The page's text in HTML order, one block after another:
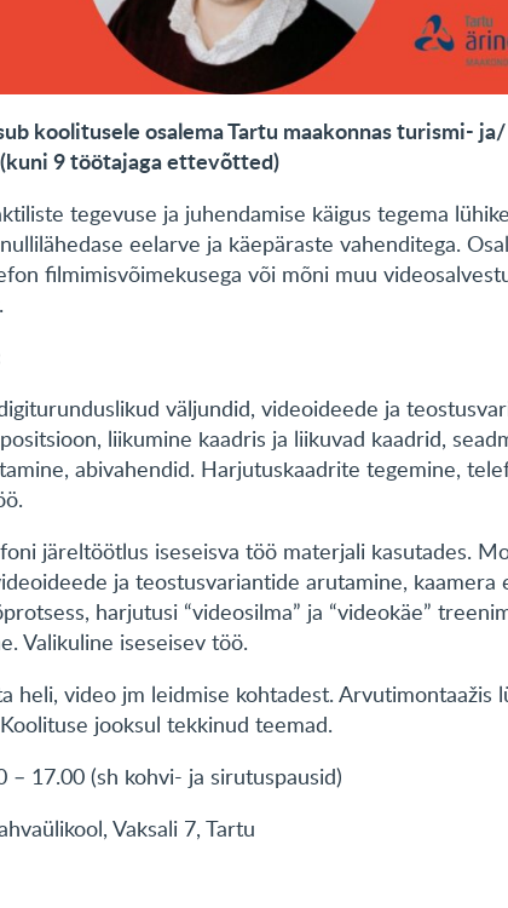
koolitusele osalema Tartu maakonnas turismi-
9 töötajaga ettevõtted)
tegevuse ja juhendamise käigus tegema
eelarve ja käepäraste vahenditega.
filmimisvõimekusega või mõni muu
väljundid, videoideede ja
liikumine kaadris ja liikuvad kaadrid,
abivahendid. Harjutuskaadrite tegemine,
järeltöötlus iseseisva töö materjali kasutades.
ja teostusvariantide arutamine, kaamera
harjutusi “videosilma” ja “videokäe”
Valikuline iseseisev töö.
heli, video jm leidmise kohtadest. Arvutimontaažis
jooksul tekkinud teemad.
– 17.00 (sh kohvi- ja sirutuspausid)
Vaksali 7, Tartu